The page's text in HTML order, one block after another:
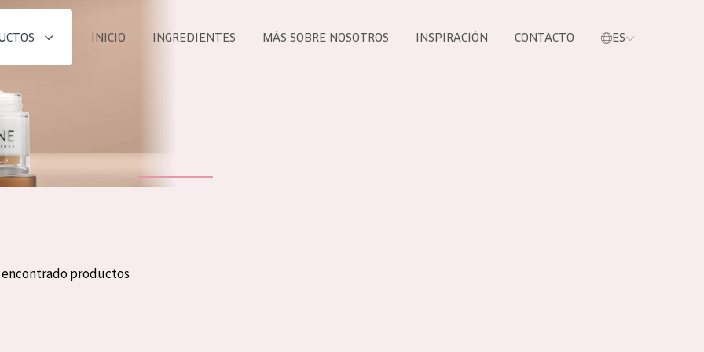
INICIO INGREDIENTES MÁS SOBRE NOSOTROS INSPIRACIÓN CONTACTO ES
encontrado productos